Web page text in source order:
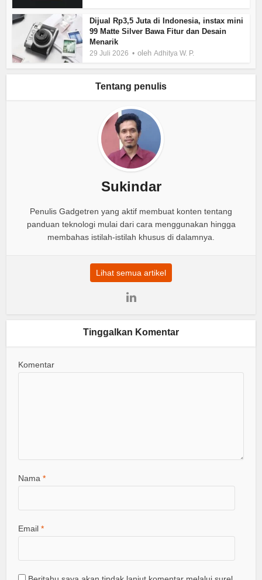
Dijual Rp3,5 Juta di Indonesia, instax mini
99 Matte Silver Bawa Fitur dan Desain
Menarik
29 Juli 2026 olehAdhitya W. P.
Tentang penulis
Sukindar
Penulis Gadgetren yang aktif membuat konten tentang
panduan teknologi mulai dari cara menggunakan hingga
membahas istilah-istilah khusus di dalamnya.
Lihat semua artikel
Tinggalkan Komentar
Komentar
Nama*
Email*